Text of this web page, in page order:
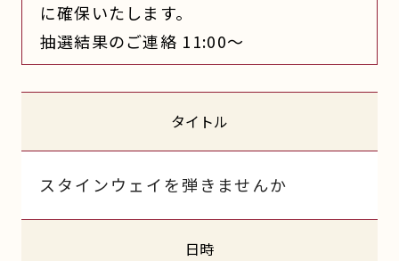
に確保いたします。
抽選結果のご連絡 11:00～
タイトル
スタインウェイを弾きませんか
日時